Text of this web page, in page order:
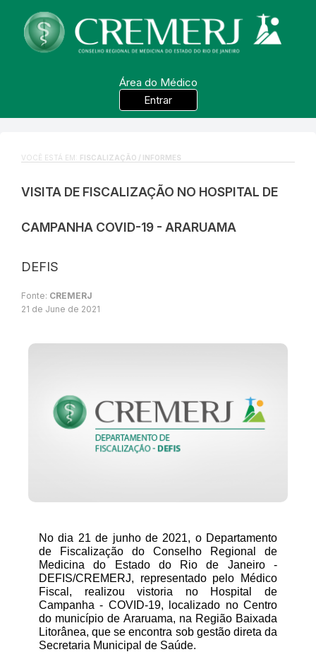
Área do Médico
Entrar
VOCÊ ESTÁ EM: FISCALIZAÇÃO / INFORMES
VISITA DE FISCALIZAÇÃO NO HOSPITAL DE
CAMPANHA COVID-19 - ARARUAMA
DEFIS
Fonte: CREMERJ
21 de June de 2021
No dia 21 de junho de 2021, o Departamento
de Fiscalização do Conselho Regional de
Medicina do Estado do Rio de Janeiro -
DEFIS/CREMERJ, representado pelo Médico
Fiscal, realizou vistoria no Hospital de
Campanha - COVID-19, localizado no Centro
do município de Araruama, na Região Baixada
Litorânea, que se encontra sob gestão direta da
Secretaria Municipal de Saúde.